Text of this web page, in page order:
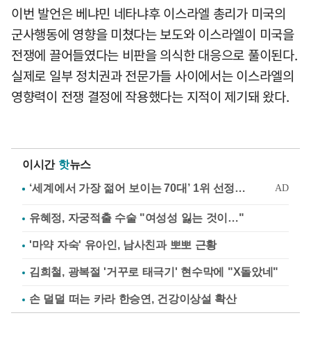
이번 발언은 베냐민 네타냐후 이스라엘 총리가 미국의
군사행동에 영향을 미쳤다는 보도와 이스라엘이 미국을
전쟁에 끌어들였다는 비판을 의식한 대응으로 풀이된다.
실제로 일부 정치권과 전문가들 사이에서는 이스라엘의
영향력이 전쟁 결정에 작용했다는 지적이 제기돼 왔다.
이시간 핫뉴스
유혜정, 자궁적출 수술 "여성성 잃는 것이…"
'마약 자숙' 유아인, 남사친과 뽀뽀 근황
김희철, 광복절 '거꾸로 태극기' 현수막에 "X돌았네"
손 덜덜 떠는 카라 한승연, 건강이상설 확산